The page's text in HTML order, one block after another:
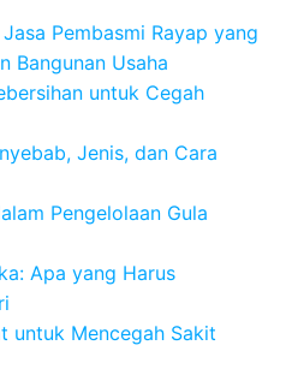
Pembasmi Rayap yang
Bangunan Usaha
untuk Cegah
Jenis, dan Cara
Pengelolaan Gula
Apa yang Harus
untuk Mencegah Sakit